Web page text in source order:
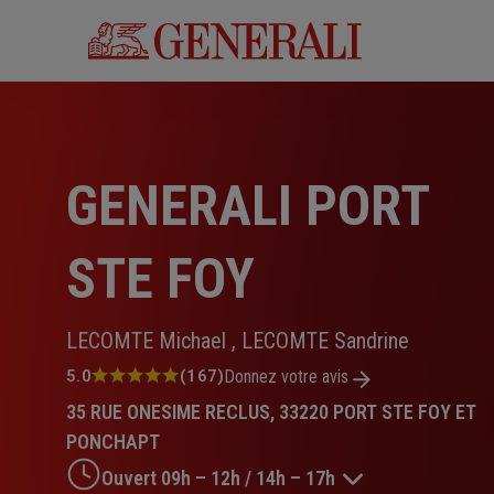
GENERALI PORT
STE FOY
LECOMTE Michael , LECOMTE Sandrine
Note
5.0
sur
5
étoiles
5.0 (167)Donnez votre avis
35 RUE ONESIME RECLUS, 33220 PORT STE FOY ET
PONCHAPT
Ouvert 09h – 12h / 14h – 17h